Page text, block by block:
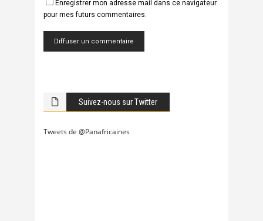
Enregistrer mon adresse mail dans ce navigateur
pour mes futurs commentaires.
Suivez-nous sur Twitter
Tweets de @Panafricaines